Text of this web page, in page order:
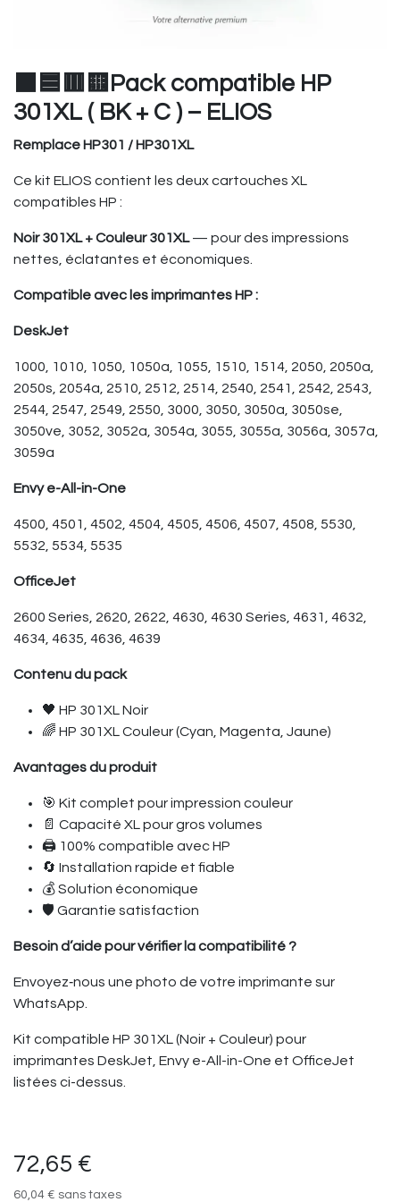
⬛🟦🟥🟨Pack compatible HP
301XL ( BK + C ) – ELIOS
Remplace HP301 / HP301XL
Ce kit ELIOS contient les deux cartouches XL
compatibles HP :
Noir 301XL + Couleur 301XL— pour des impressions
nettes, éclatantes et économiques.
Compatible avec les imprimantes HP :
DeskJet
1000, 1010, 1050, 1050a, 1055, 1510, 1514, 2050, 2050a,
2050s, 2054a, 2510, 2512, 2514, 2540, 2541, 2542, 2543,
2544, 2547, 2549, 2550, 3000, 3050, 3050a, 3050se,
3050ve, 3052, 3052a, 3054a, 3055, 3055a, 3056a, 3057a,
3059a
Envy e-All-in-One
4500, 4501, 4502, 4504, 4505, 4506, 4507, 4508, 5530,
5532, 5534, 5535
OfficeJet
2600 Series, 2620, 2622, 4630, 4630 Series, 4631, 4632,
4634, 4635, 4636, 4639
Contenu du pack
🖤 HP 301XL Noir
🌈 HP 301XL Couleur (Cyan, Magenta, Jaune)
Avantages du produit
🎯 Kit complet pour impression couleur
📄 Capacité XL pour gros volumes
🖨️ 100% compatible avec HP
🔄 Installation rapide et fiable
💰 Solution économique
🛡️ Garantie satisfaction
Besoin d’aide pour vérifier la compatibilité ?
Envoyez‑nous une photo de votre imprimante sur
WhatsApp.
Kit compatible HP 301XL (Noir + Couleur) pour
imprimantes DeskJet, Envy e-All-in-One et OfficeJet
listées ci-dessus.
72,65 €
60,04 € sans taxes